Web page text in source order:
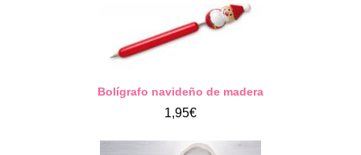
Bolígrafo navideño de madera
1,95€